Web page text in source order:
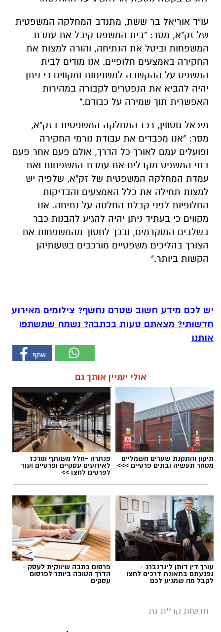
עו"ד אוריאל בר ששת, מתנדב המחלקה המשפטית
של זק"א, מסר: "בית המשפט קיבל את עמדת
המשפחות וביטל את הנתיחה, והורה למצות את
החקירה באמצעים חלופיים. אנו מודים לבית
המשפט על ההקשבה למשפחות ומקווים כי ניתן
יהיה להביא את הנפטרים לקבורה במהירות
האפשרית תוך שמירה על כבודם."
מיכאל גוטווין, רכז המחלקה המשפטית בזק"א,
מסר: "אנו מכבדים את עבודת גורמי החקירה
ופועלים עמם לאורך כל הדרך, אולם פעם אחר פעם
בתי המשפט מקבלים את עמדת המשפחות ואת
עמדת המחלקה המשפטית של זק"א, שלפיה יש
למצות תחילה את כלל האמצעים והבדיקות
החלופיות לפני קבלת החלטה על נתיחה. אנו
מקווים כי בעתיד ניתן יהיה להגיע להבנות כבר
בשלבים המוקדמים, ובכך לחסוך מהמשפחות את
הצורך בהליכים משפטיים מורכבים בשעותיהן
הקשות ביותר."
יש לכם מידע חשוב שטרם נחשף? צילומים מאירוע
חדשותי? מצאתם טעות בכתבה? נשמח שתשתפו
אותנו
אולי יעניין אותך גם
תיקון והתקנת שערים חשמליים
מסחר תעשיה ובתים פרטיים >>>
פנתרה -חלל משותף ומרכז
לאירועים עסקיים ופרטיים ועוד
לפרטים לחצו >>
עורך דין דותן לינדנברג -
נפגעתם בתאונת דרכים לחצו
לקבל מה שמגיע לכם
פרסום כתבה שיווקית לעסק -
הדרך הטובה ביותר לפרסום
עסקים
חדשות קריית גת